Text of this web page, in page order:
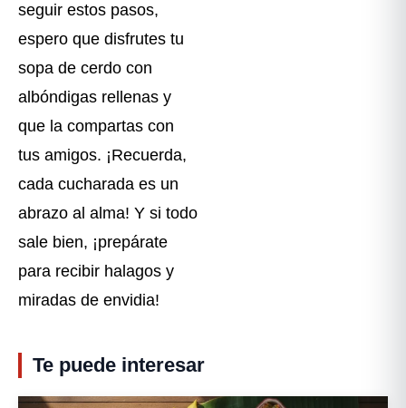
seguir estos pasos,
espero que disfrutes tu
sopa de cerdo con
albóndigas rellenas y
que la compartas con
tus amigos. ¡Recuerda,
cada cucharada es un
abrazo al alma! Y si todo
sale bien, ¡prepárate
para recibir halagos y
miradas de envidia!
Te puede interesar